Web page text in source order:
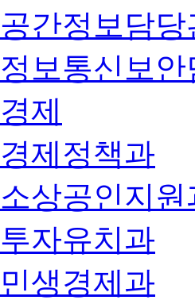
공간정보담당
정보통신보안
경제
경제정책과
소상공인지원
투자유치과
민생경제과